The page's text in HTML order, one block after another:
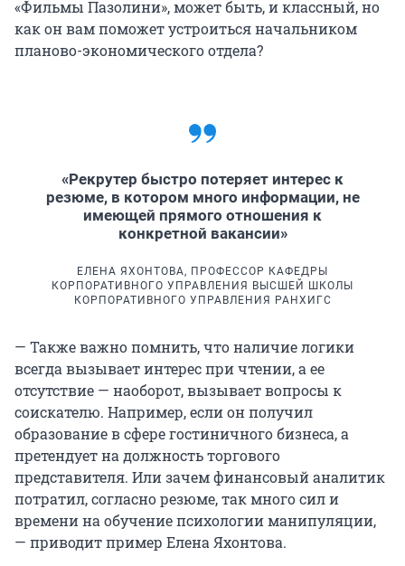
«Фильмы Пазолини», может быть, и классный, но
как он вам поможет устроиться начальником
планово-экономического отдела?
«Рекрутер быстро потеряет интерес к
резюме, в котором много информации, не
имеющей прямого отношения к
конкретной вакансии»
ЕЛЕНА ЯХОНТОВА, ПРОФЕССОР КАФЕДРЫ
КОРПОРАТИВНОГО УПРАВЛЕНИЯ ВЫСШЕЙ ШКОЛЫ
КОРПОРАТИВНОГО УПРАВЛЕНИЯ РАНХИГС
— Также важно помнить, что наличие логики
всегда вызывает интерес при чтении, а ее
отсутствие — наоборот, вызывает вопросы к
соискателю. Например, если он получил
образование в сфере гостиничного бизнеса, а
претендует на должность торгового
представителя. Или зачем финансовый аналитик
потратил, согласно резюме, так много сил и
времени на обучение психологии манипуляции,
— приводит пример Елена Яхонтова.